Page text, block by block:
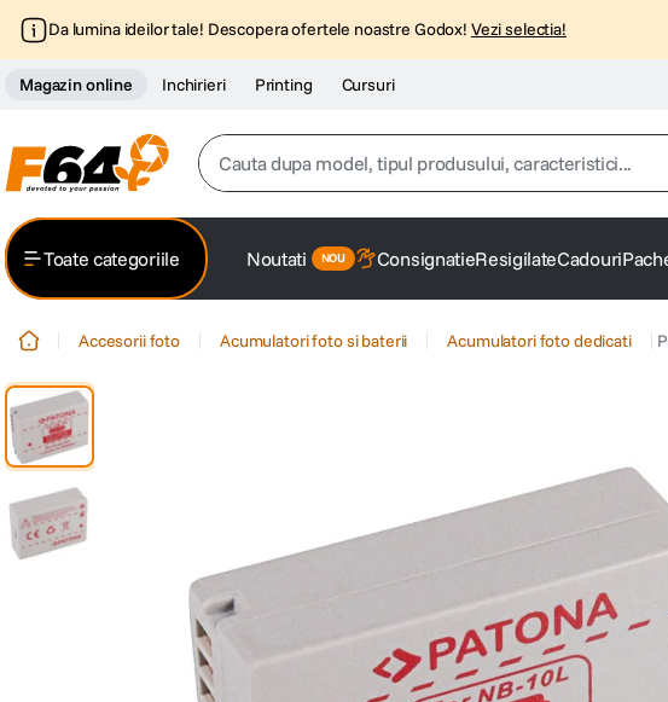
Da lumina ideilor tale! Descopera ofertele noastre Godox! Vezi selectia!
Magazin online Inchirieri Printing Cursuri
Cauta dupa model, tipul produsului, caracteristici...
2 . trepied
canon sx740 hs
card memorie
Toate categoriile Noutati ConsignatieResigilateCadouri
Accesorii foto Acumulatori foto si baterii Acumulatori foto dedicati